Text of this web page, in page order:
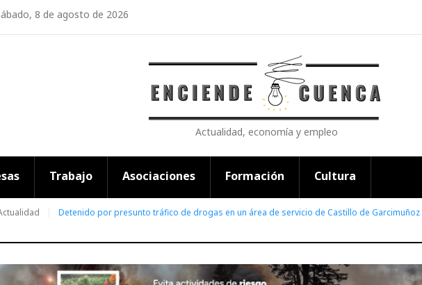
8 de agosto de 2026
Actualidad, economía y empleo
Trabajo Asociaciones Formación Cultura
Detenido por presunto tráfico de drogas en un área de servicio de Castillo de Garcimuñoz